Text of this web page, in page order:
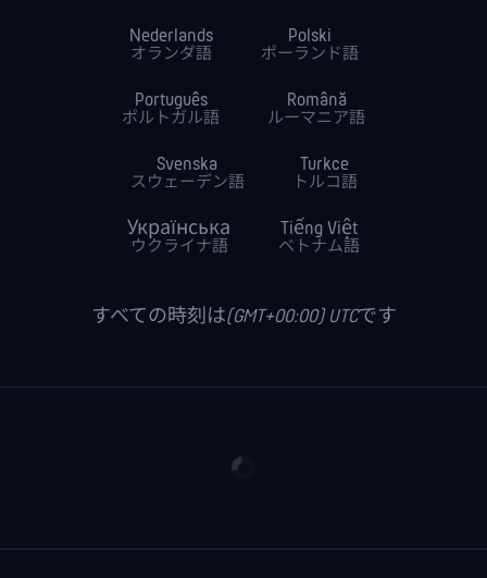
Nederlands
オランダ語
Polski
ポーランド語
Português
ポルトガル語
Română
ルーマニア語
Svenska
スウェーデン語
Turkce
トルコ語
Українська
ウクライナ語
Tiếng Việt
ベトナム語
すべての時刻は(GMT+00:00) UTCです